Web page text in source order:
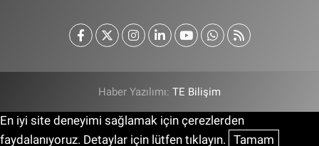
Haber Yazılımı: TE Bilişim
En iyi site deneyimi sağlamak için çerezlerden
faydalanıyoruz. Detaylar için lütfen tıklayın. Tamam